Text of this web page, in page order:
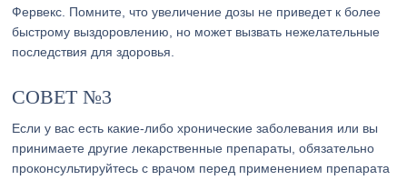
Фервекс. Помните, что увеличение дозы не приведет к более
быстрому выздоровлению, но может вызвать нежелательные
последствия для здоровья.
СОВЕТ №3
Если у вас есть какие-либо хронические заболевания или вы
принимаете другие лекарственные препараты, обязательно
проконсультируйтесь с врачом перед применением препарата